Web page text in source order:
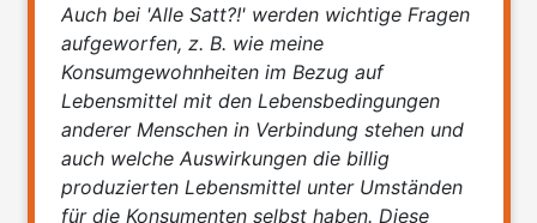
Auch bei 'Alle Satt?!' werden wichtige Fragen
aufgeworfen, z. B. wie meine
Konsumgewohnheiten im Bezug auf
Lebensmittel mit den Lebensbedingungen
anderer Menschen in Verbindung stehen und
auch welche Auswirkungen die billig
produzierten Lebensmittel unter Umständen
für die Konsumenten selbst haben. Diese